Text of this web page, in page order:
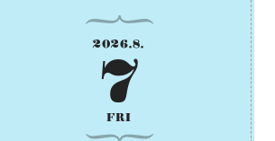
2026.8.
7
FRI